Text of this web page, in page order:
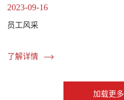
2023-09-16
员工风采
了解详情
加载更多